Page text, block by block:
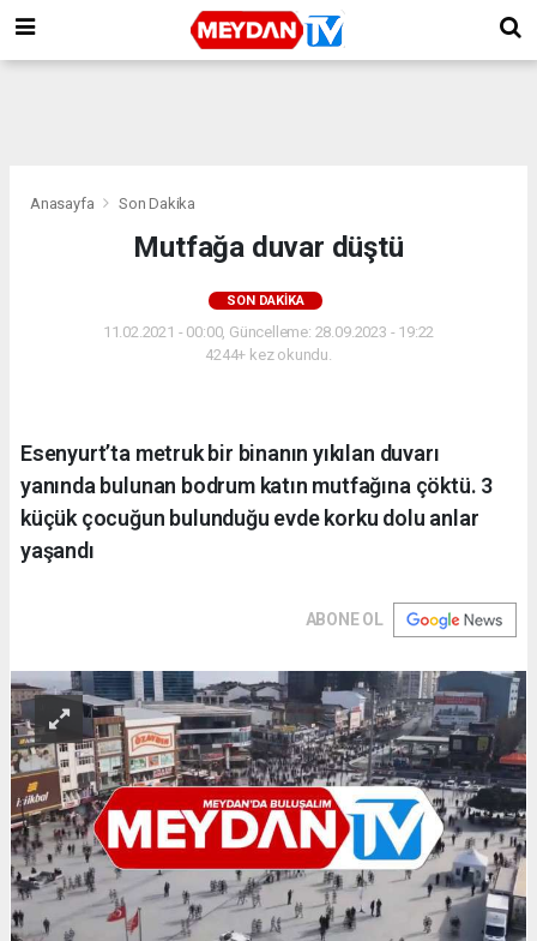
Anasayfa Son Dakika
Mutfağa duvar düştü
SON DAKIKA
11.02.2021 - 00:00, Güncelleme: 28.09.2023 - 19:22
4244+ kez okundu.
Esenyurt’ta metruk bir binanın yıkılan duvarı
yanında bulunan bodrum katın mutfağına çöktü. 3
küçük çocuğun bulunduğu evde korku dolu anlar
yaşandı
ABONE OL